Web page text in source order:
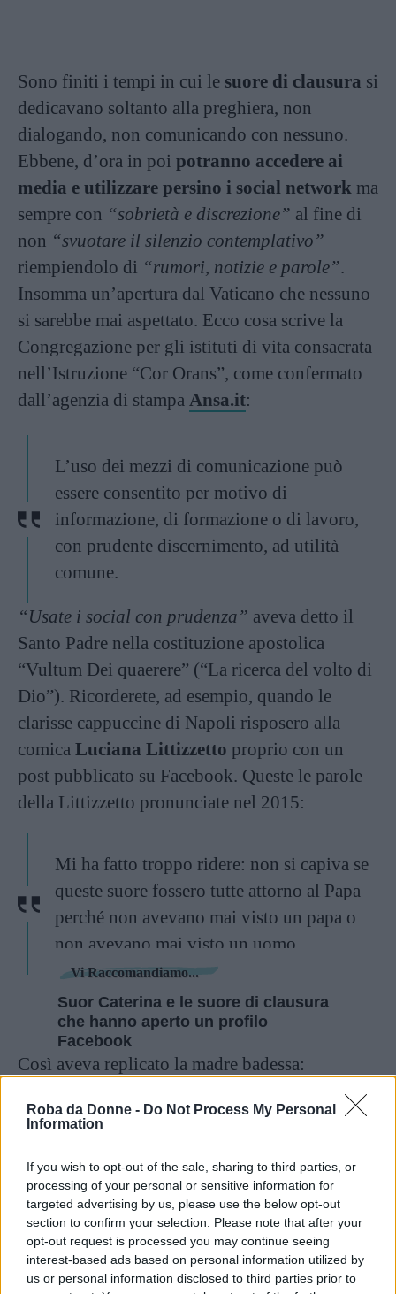
Roba da Donne - Do Not Process My Personal
Information
If you wish to opt-out of the sale, sharing to third parties, or
processing of your personal or sensitive information for
targeted advertising by us, please use the below opt-out
section to confirm your selection. Please note that after your
opt-out request is processed you may continue seeing
interest-based ads based on personal information utilized by
us or personal information disclosed to third parties prior to
Sono finiti i tempi in cui le suore di clausura si
dedicavano soltanto alla preghiera, non
dialogando, non comunicando con nessuno.
Ebbene, d’ora in poi potranno accedere ai
media e utilizzare persino i social network ma
sempre con “sobrietà e discrezione” al fine di
non “svuotare il silenzio contemplativo”
riempiendolo di “rumori, notizie e parole”.
Insomma un’apertura dal Vaticano che nessuno
si sarebbe mai aspettato. Ecco cosa scrive la
Congregazione per gli istituti di vita consacrata
nell’Istruzione “Cor Orans”, come confermato
dall’agenzia di stampa Ansa.it:
L’uso dei mezzi di comunicazione può
essere consentito per motivo di
informazione, di formazione o di lavoro,
con prudente discernimento, ad utilità
comune.
“Usate i social con prudenza” aveva detto il
Santo Padre nella costituzione apostolica
“Vultum Dei quaerere” (“La ricerca del volto di
Dio”). Ricorderete, ad esempio, quando le
clarisse cappuccine di Napoli risposero alla
comica Luciana Littizzetto proprio con un
post pubblicato su Facebook. Queste le parole
della Littizzetto pronunciate nel 2015:
Mi ha fatto troppo ridere: non si capiva se
queste suore fossero tutte attorno al Papa
perché non avevano mai visto un papa o
non avevano mai visto un uomo.
Vi Raccomandiamo...
Suor Caterina e le suore di clausura
che hanno aperto un profilo
Facebook
Così aveva replicato la madre badessa:
Non sarebbe forse il caso, cara Luciana, di
immaginario delle monache di vita
contemplativa?
Un anno fa il monastero di Santa Clara di
Oristano, in Sardegna, ha pensato bene di